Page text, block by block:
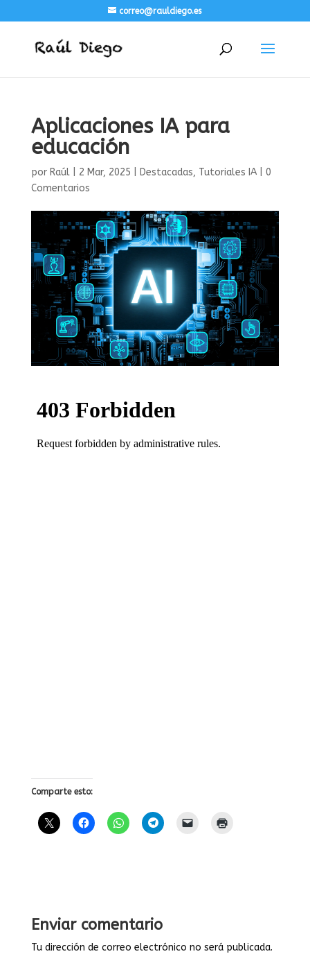
correo@rauldiego.es
Aplicaciones IA para
educación
por Raúl| 2 Mar, 2025 Destacadas, Tutoriales IA| 0
Comentarios
Comparte esto:
Enviar comentario
Tu dirección de correo electrónico no será publicada.